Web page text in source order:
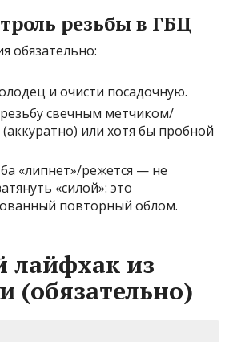
резьбы в ГБЦ
обязательно:
и очисти посадочную.
свечным метчиком/
или хотя бы пробной
«липнет»/режется — не
«силой»: это
повторный облом.
из
(обязательно)